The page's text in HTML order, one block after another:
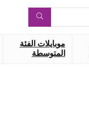
موبايلات الفئة
المتوسطة